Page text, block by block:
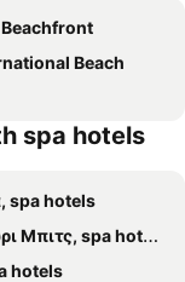
Beach
spa hotels
spa hotels
Μπιτς, spa hotels
hotels